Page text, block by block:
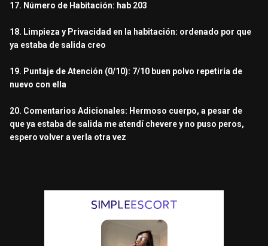
17. Número de Habitación: hab 203
18. Limpieza y Privacidad en la habitación: ordenado por que
ya estaba de salida creo
19. Puntaje de Atención (0/10): 7/10 buen polvo repetiría de
nuevo con ella
20. Comentarios Adicionales: Hermoso cuerpo, a pesar de
que ya estaba de salida me atendí chevere y no puso peros,
espero volver a verla otra vez